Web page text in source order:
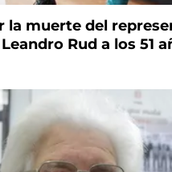
la muerte del
Rud a los 51